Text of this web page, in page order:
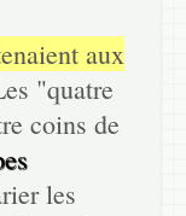
aux
"quatre
coins de
les